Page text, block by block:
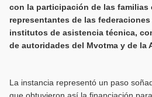
con la participación de las familias
representantes de las
institutos de asistencia técnica,
de autoridades del Mvotma y de la
La instancia representó un paso